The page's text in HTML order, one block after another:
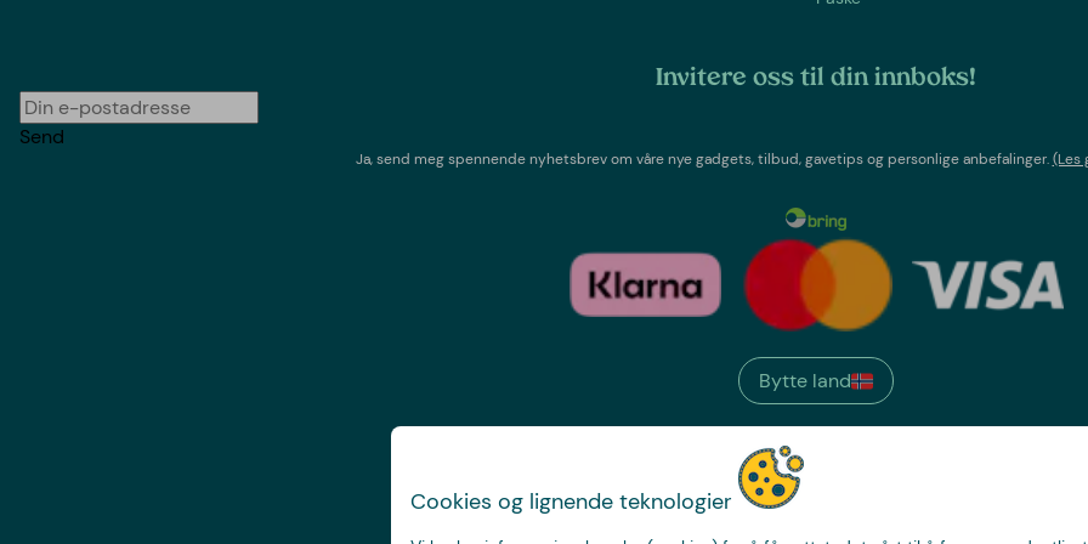
Cookies og lignende teknologier
Invitere oss til din innboks!
Send
Ja, send meg spennende nyhetsbrev om våre nye gadgets, tilbud, gavetips og personlige anbefalinger.(Les
Bytte land